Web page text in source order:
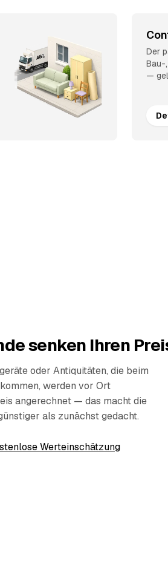
Der
Bau-
—
senken Ihren
oder Antiquitäten, die beim
werden vor Ort
angerechnet — das macht die
als zunächst gedacht.
Werteinschätzung